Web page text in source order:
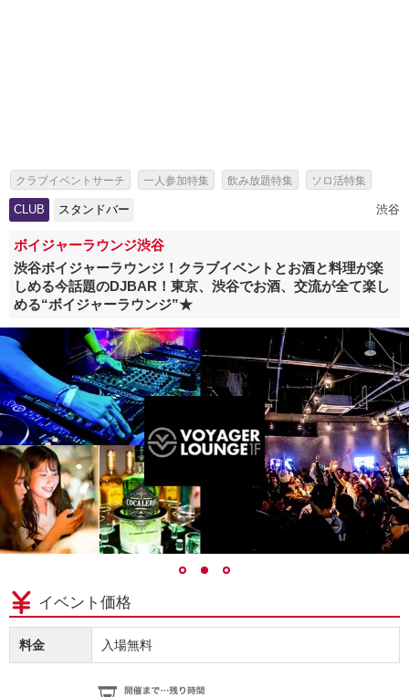
クラブイベントサーチ 一人参加特集 飲み放題特集 ソロ活特集
女性無料特集 出会いイベント特集
スタンドバー特集
CLUB スタンドバー 渋谷
ボイジャーラウンジ渋谷
渋谷ボイジャーラウンジ！クラブイベントとお酒と料理が楽
しめる今話題のDJBAR！東京、渋谷でお酒、交流が全て楽し
める“ボイジャーラウンジ”★
イベント価格
料金 入場無料